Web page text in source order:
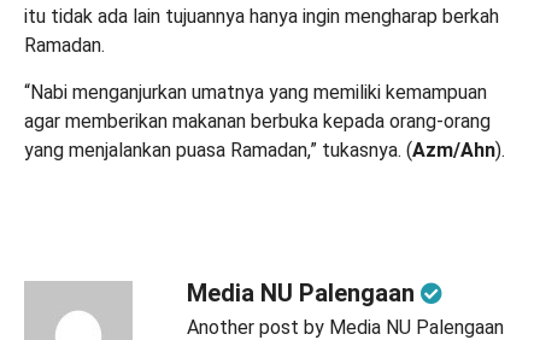
itu tidak ada lain tujuannya hanya ingin mengharap berkah
Ramadan.
“Nabi menganjurkan umatnya yang memiliki kemampuan
agar memberikan makanan berbuka kepada orang-orang
yang menjalankan puasa Ramadan,” tukasnya. (Azm/Ahn).
Media NU Palengaan
Another post by Media NU Palengaan